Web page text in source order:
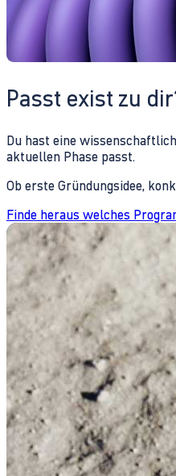
Passt exist zu
Du hast eine
aktuellen Phase passt.
Ob erste Gründungsidee,
Finde heraus welches